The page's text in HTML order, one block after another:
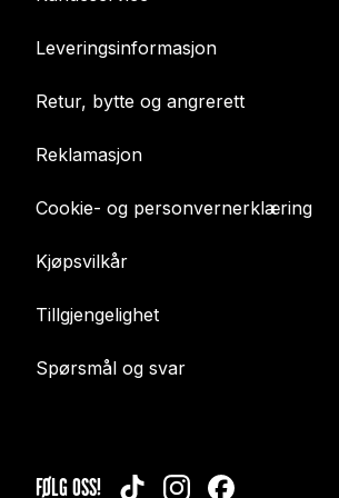
Leveringsinformasjon
Retur, bytte og angrerett
Reklamasjon
Cookie- og personvernerklæring
Kjøpsvilkår
Tillgjengelighet
Spørsmål og svar
FØLG OSS!